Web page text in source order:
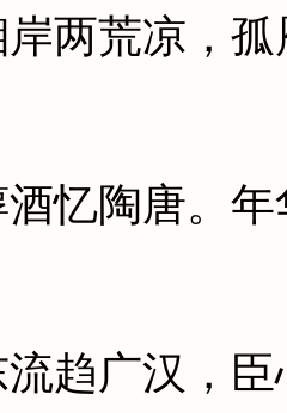
荒凉，孤
陶唐。年
广汉，臣